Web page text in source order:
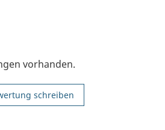
vorhanden.
schreiben